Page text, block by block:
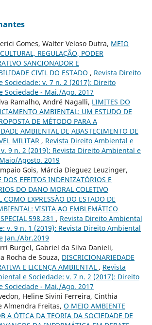
Gomes, Walter Veloso Dutra, MEIO
REGULAÇÃO, PODER
SANCIONADOR E
CIVIL DO ESTADO , Revista Direito
Sociedade: v. 7 n. 2 (2017): Direito
Sociedade - Mai./Ago. 2017
Ramalho, André Nagalli, LIMITES DO
AMBIENTAL: UM ESTUDO DE
DE MÉTODO PARA A
AMBIENTAL DE ABASTECIMENTO DE
MILITAR , Revista Direito Ambiental e
9 n. 2 (2019): Revista Direito Ambiental e
Agosto. 2019
Gois, Márcia Dieguez Leuzinger,
DOS EFEITOS INDENIZATÓRIOS E
DO DANO MORAL COLETIVO
EXPRESSÃO DO ESTADO DE
VISITA AO EMBLEMÁTICO
598.281 , Revista Direito Ambiental
v. 9 n. 1 (2019): Revista Direito Ambiental
Jan./Abr.2019
Burgel, Gabriel da Silva Danieli,
Rocha de Souza, DISCRICIONARIEDADE
E LICENÇA AMBIENTAL , Revista
e Sociedade: v. 7 n. 2 (2017): Direito
Sociedade - Mai./Ago. 2017
Heline Sivini Ferreira, Cinthia
Almendra Freitas, O MEIO AMBIENTE
A ÓTICA DA TEORIA DA SOCIEDADE DE